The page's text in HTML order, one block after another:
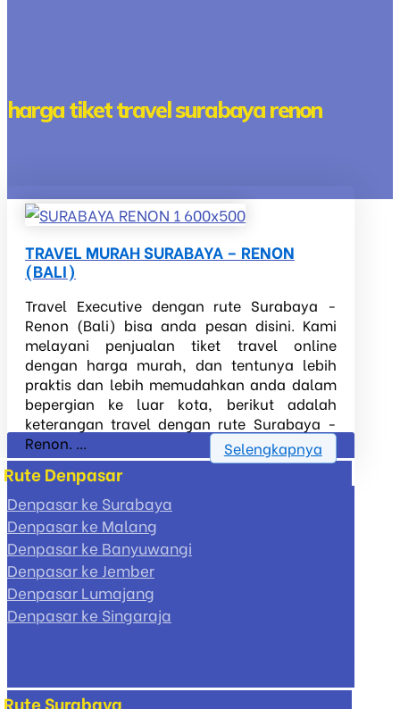
harga tiket travel surabaya renon
TRAVEL MURAH SURABAYA – RENON
(BALI)
Travel Executive dengan rute Surabaya -
Renon (Bali) bisa anda pesan disini. Kami
melayani penjualan tiket travel online
dengan harga murah, dan tentunya lebih
praktis dan lebih memudahkan anda dalam
bepergian ke luar kota, berikut adalah
keterangan travel dengan rute Surabaya -
Renon. ...
Selengkapnya
Rute Denpasar
Denpasar ke Surabaya
Denpasar ke Malang
Denpasar ke Banyuwangi
Denpasar ke Jember
Denpasar Lumajang
Denpasar ke Singaraja
Rute Surabaya